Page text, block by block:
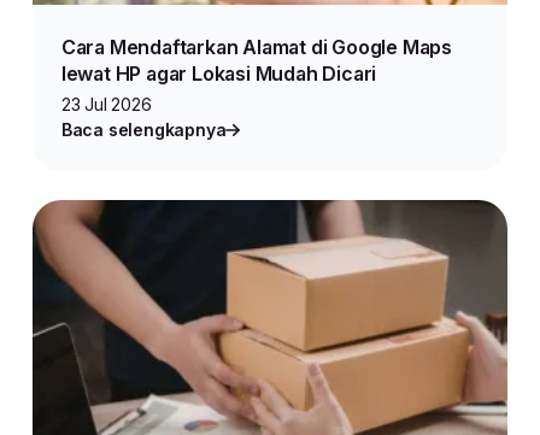
Cara Mendaftarkan Alamat di Google Maps
lewat HP agar Lokasi Mudah Dicari
23 Jul 2026
Baca selengkapnya